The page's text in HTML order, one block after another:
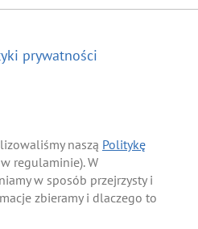
prywatności
naszą Politykę
regulaminie). W
w sposób przejrzysty i
zbieramy i dlaczego to